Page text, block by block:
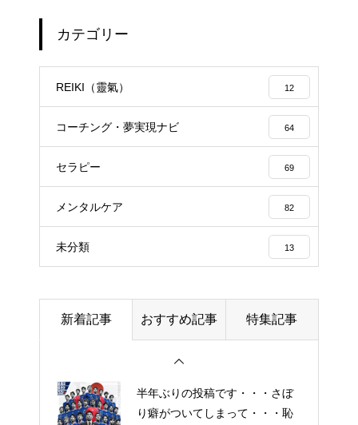
カテゴリー
REIKI（靈氣） 12
コーチング・夢実現ナビ 64
セラピー 69
メンタルケア 82
未分類 13
新着記事 おすすめ記事 特集記事
エイジングケアで最近気になっ
ているスキンケア製品・・・幹
細胞コスメ vs エクソソーム
コスメ ①
エイジングケアで最近気になっ
ているスキンケア製品・・・エ
クソソームコスメ
エイジングケアで最近気になっ
ているスキンケア製品・・・幹
細胞コスメ ③
土用の丑の日・・・余計なこと
半年ぶりの投稿です・・・さぼ
り癖がついてしまって・・・恥